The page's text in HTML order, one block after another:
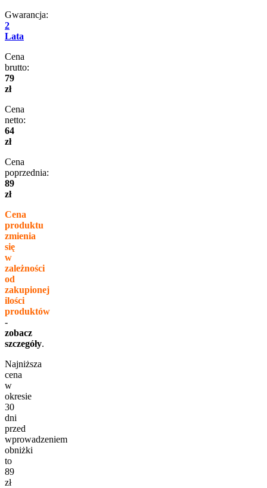
Gwarancja:
2
Lata
Cena
brutto:
79
zł
Cena
netto:
64
zł
Cena
poprzednia:
89
zł
Cena
produktu
zmienia
się
w
zależności
od
zakupionej
ilości
produktów
-
zobacz
szczegóły.
Najniższa
cena
w
okresie
30
dni
przed
wprowadzeniem
obniżki
to
89
zł